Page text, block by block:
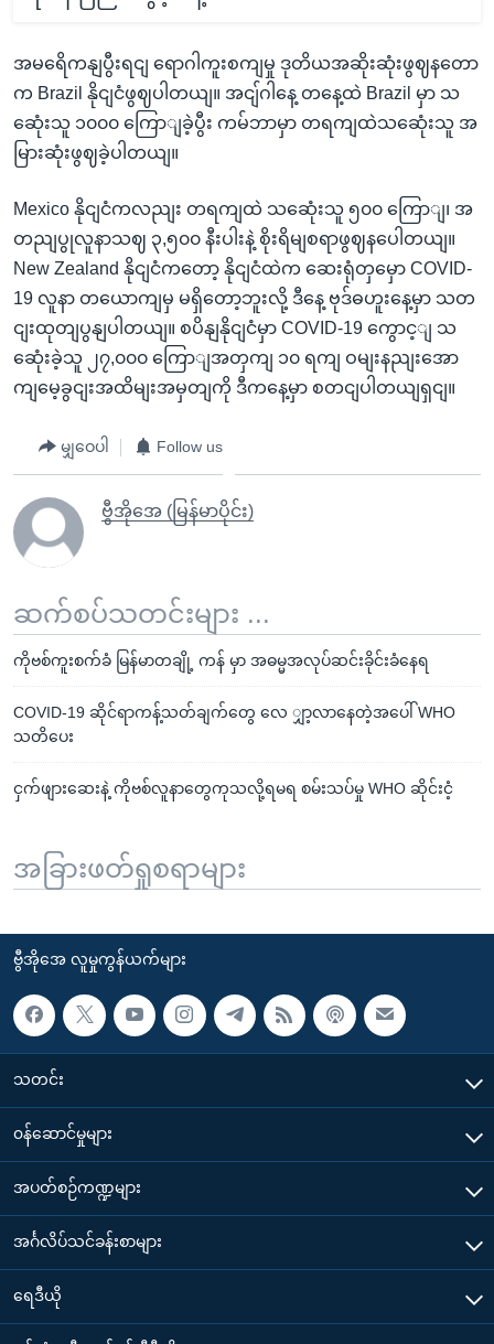
အမရေိကနျပွီးရငျ ရောဂါကူးစကျမှု ဒုတိယအဆိုးဆုံးဖွဈနတော
က Brazil နိုငျငံဖွဈပါတယျ။ အငျ်ဂါနေ့ တနေ့ထဲ Brazil မှာ သ
ဆေုံးသူ ၁၀၀၀ ကြောျခဲ့ပွီး ကမ်ဘာမှာ တရကျထဲသဆေုံးသူ အ
မြားဆုံးဖွဈခဲ့ပါတယျ။
Mexico နိုငျငံကလညျး တရကျထဲ သဆေုံးသူ ၅၀၀ ကြောျ၊ အ
တညျပွုလူနာသဈ ၃,၅၀၀ နီးပါးနဲ့ စိုးရိမျစရာဖွဈနပေါတယျ။
New Zealand နိုငျငံကတော့ နိုငျငံထဲက ဆေးရုံတှမှော COVID-
19 လူနာ တယောကျမှ မရှိတော့ဘူးလို့ ဒီနေ့ ဗုဒ်ဓဟူးနေ့မှာ သတ
ငျးထုတျပွနျပါတယျ။ စပိနျနိုငျငံမှာ COVID-19 ကွောင့ျ သ
ဆေုံးခဲ့သူ ၂၇,၀၀၀ ကြောျအတှကျ ၁၀ ရကျ ဝမျးနညျးအော
ကျမေ့ခွငျးအထိမျးအမှတျကို ဒီကနေ့မှာ စတငျပါတယျရှငျ။
မျှဝေပါ Follow us
ဗွီအိုအေ (မြန်မာပိုင်း)
ဆက်စပ်သတင်းများ ...
ကိုဗစ်ကူးစက်ခံ မြန်မာတချို့ ကန် မှာ အဓမ္မအလုပ်ဆင်းခိုင်းခံနေရ
COVID-19 ဆိုင်ရာကန့်သတ်ချက်တွေ လေ ျှာ့လာနေတဲ့အပေါ် WHO
သတိပေး
ငှက်ဖျားဆေးနဲ့ ကိုဗစ်လူနာတွေကုသလို့ရမရ စမ်းသပ်မှု WHO ဆိုင်းငံ့
အခြားဖတ်ရှုစရာများ
ဗွီအိုအေ လူမှုကွန်ယက်များ
သတင်း
၀န်ဆောင်မှုများ
အပတ်စဉ်ကဏ္ဍများ
အင်္ဂလိပ်သင်ခန်းစာများ
ရေဒီယို